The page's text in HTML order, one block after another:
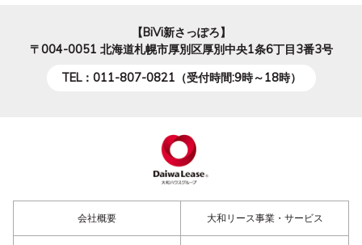
【BiVi新さっぽろ】
〒004-0051 北海道札幌市厚別区厚別中央1条6丁目3番3号
TEL：011-807-0821（受付時間:9時～18時）
会社概要 大和リース事業・サービス